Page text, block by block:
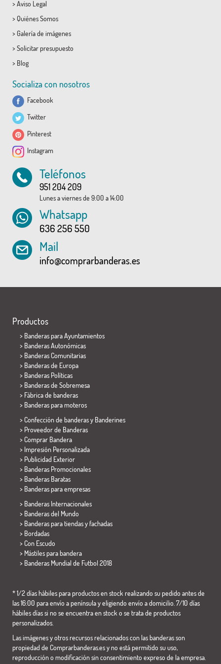
> Aviso Legal
> Quiénes Somos
> Galería de imágenes
> Solicitar presupuesto
> Blog
Socializa con nosotros
Facebook
Twitter
Pinterest
Instagram
Teléfonos
951 204 209
Lunes a viernes de 9:00 a 14:00
Whatsapp
636 256 550
Mail
info@comprarbanderas.es
Productos
> Banderas para Ayuntamientos
> Banderas Autonómicas
> Banderas Comunitarias
> Banderas de Europa
> Banderas Políticas
> Banderas de Sobremesa
> Fábrica de banderas
> Banderas para moteros
> Confección de banderas y Banderines
> Proveedor de Banderas
> Comprar Bandera
> Impresión Personalizada
> Publicidad Exterior
> Banderas Promocionales
> Banderas Baratas
> Banderas para empresas
> Banderas Internacionales
> Banderas del Mundo
> Banderas para tiendas y fachadas
> Bordadas
> Con Escudo
> Mástiles para bandera
> Banderas Mundial de Futbol 2018
* 1/2 días hábiles para productos en stock realizando su pedido antes de
las 16:00 para envío a península y eligiendo envío a domicilio. 7/10 días
hábiles días si no se encuentra en stock o se trata de productos
personalizados.
Las imágenes y otros recursos relacionados con las banderas son
propiedad de Comprarbanderas.es y no está permitido su uso,
reproducción o modificación sin consentimiento expreso de la empresa.